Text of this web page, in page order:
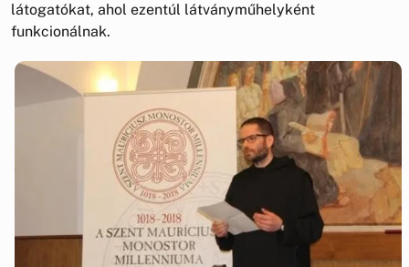
látogatókat, ahol ezentúl látványműhelyként
funkcionálnak.